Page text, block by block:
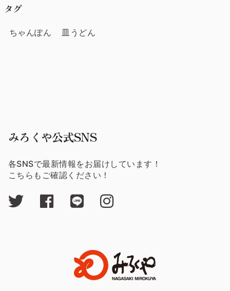
タグ
ちゃんぽん 皿うどん
みろくや公式SNS
各SNSで最新情報をお届けしています！
こちらもご確認ください！